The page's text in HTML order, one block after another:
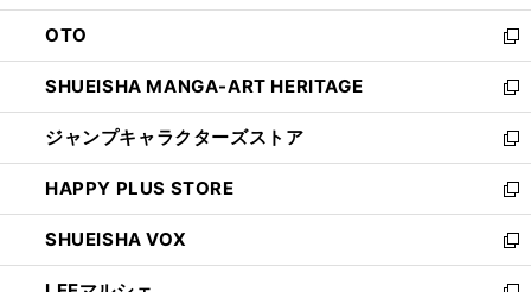
ウ
で
開
く
ン
ド
ウ
で
開
く
OTO
新
し
い
ウ
ィ
ン
ド
ウ
で
開
SHUEISHA MANGA-ART HERITAGE
新
し
い
ウ
ィ
ン
ド
ウ
ジャンプキャラクターズストア
新
し
い
ウ
ィ
ン
HAPPY PLUS STORE
新
し
い
ウ
SHUEISHA VOX
新
し